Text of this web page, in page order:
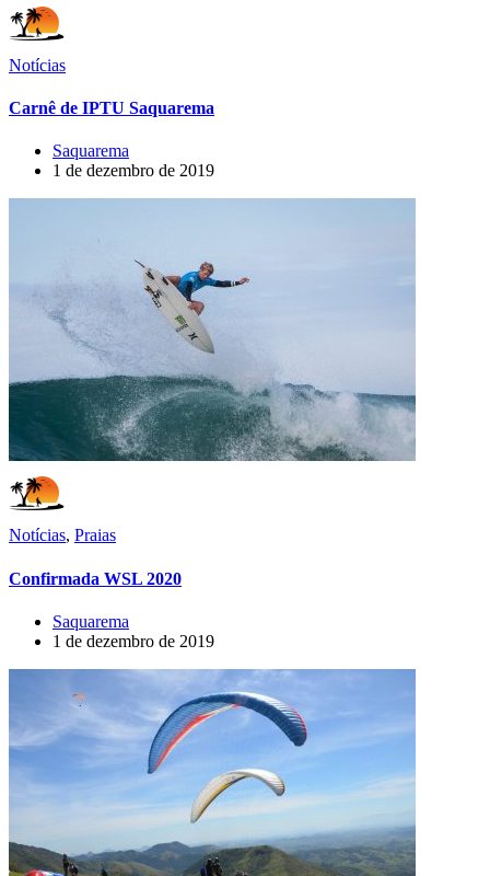
Notícias
Carnê de IPTU Saquarema
Saquarema
1 de dezembro de 2019
Notícias, Praias
Confirmada WSL 2020
Saquarema
1 de dezembro de 2019